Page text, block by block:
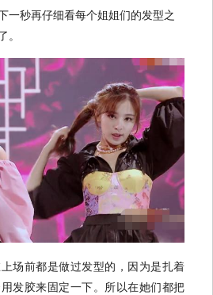
一秒再仔细看每个姐姐们的发型之
场前都是做过发型的，因为是扎着
发胶来固定一下。所以在她们都把